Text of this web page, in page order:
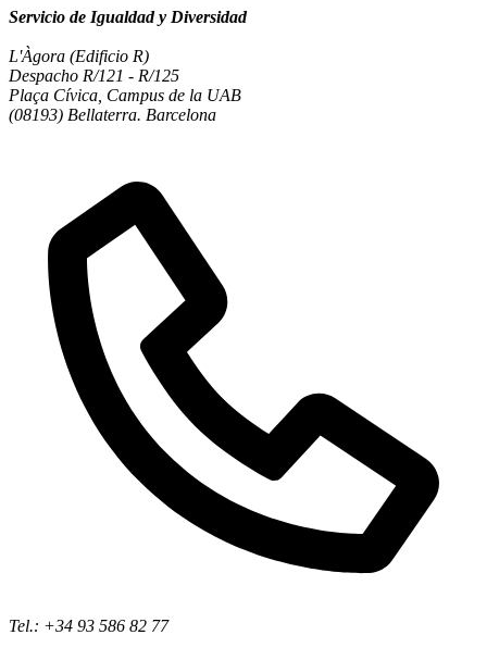
Servicio de Igualdad y Diversidad
L'Àgora (Edificio R)
Despacho R/121 - R/125
Plaça Cívica, Campus de la UAB
(08193) Bellaterra. Barcelona
Tel.: +34 93 586 82 77